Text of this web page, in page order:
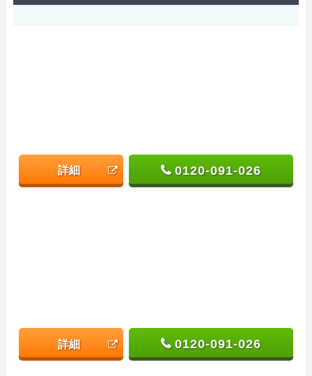
詳細 0120-091-026
詳細 0120-091-026